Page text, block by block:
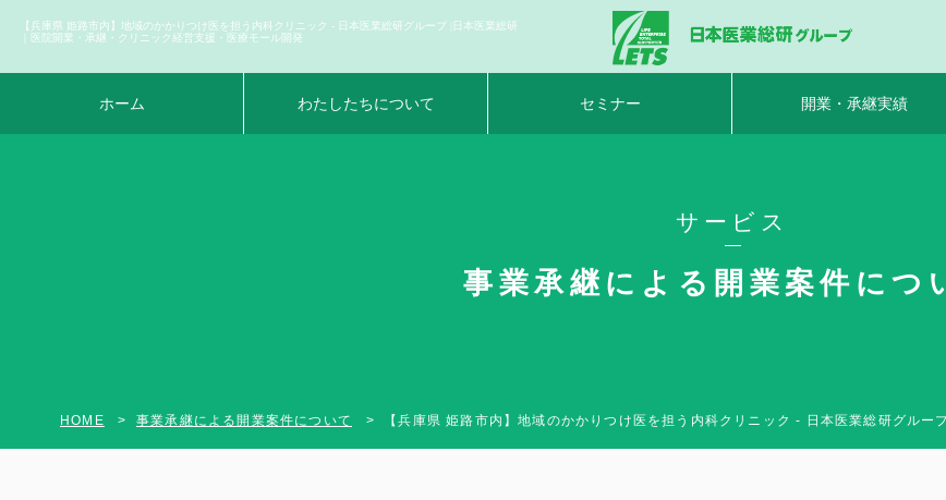
【兵庫県 姫路市内】地域のかかりつけ医を担う内科クリニック - 日本医業総研グループ |日本医業総研
｜医院開業・承継・クリニック経営支援・医療モール開発
ホーム わたしたちについて セミナー 開業・承継実績
サービス
事業承継による開業案件につ
HOME 事業承継による開業案件について 【兵庫県 姫路市内】地域のかかりつけ医を担う内科クリニック - 日本医業総研グルー